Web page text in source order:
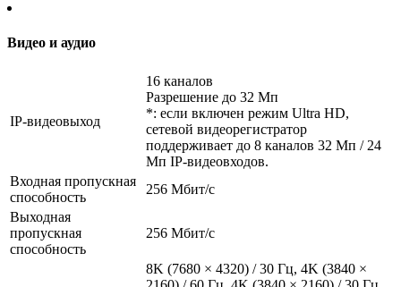
Видео и аудио
IP-видеовыход
16 каналов
Разрешение до 32 Мп
*: если включен режим Ultra HD,
сетевой видеорегистратор
поддерживает до 8 каналов 32 Мп / 24
Мп IP-видеовходов.
Входная пропускная
способность
256 Мбит/с
Выходная
пропускная
способность
256 Мбит/с
8K (7680 × 4320) / 30 Гц, 4K (3840 ×